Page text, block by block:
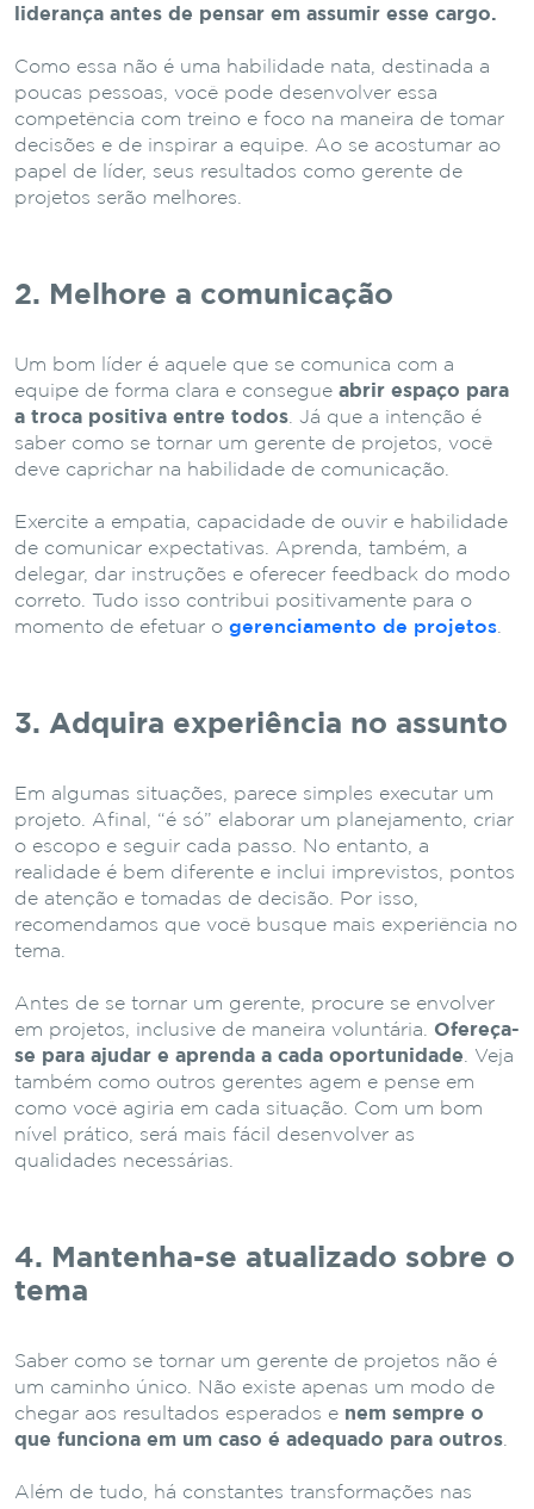
liderança antes de pensar em assumir esse cargo.
Como essa não é uma habilidade nata, destinada a
poucas pessoas, você pode desenvolver essa
competência com treino e foco na maneira de tomar
decisões e de inspirar a equipe. Ao se acostumar ao
papel de líder, seus resultados como gerente de
projetos serão melhores.
2. Melhore a comunicação
Um bom líder é aquele que se comunica com a
equipe de forma clara e consegue abrir espaço para
a troca positiva entre todos . Já que a intenção é
saber como se tornar um gerente de projetos, você
deve caprichar na habilidade de comunicação.
Exercite a empatia, capacidade de ouvir e habilidade
de comunicar expectativas. Aprenda, também, a
delegar, dar instruções e oferecer feedback do modo
correto. Tudo isso contribui positivamente para o
momento de efetuar o gerenciamento de projetos
3. Adquira experiência no assunto
Em algumas situações, parece simples executar um
projeto. Afinal, “é só” elaborar um planejamento, criar
o escopo e seguir cada passo. No entanto, a
realidade é bem diferente e inclui imprevistos, pontos
de atenção e tomadas de decisão. Por isso,
recomendamos que você busque mais experiência no
tema.
Antes de se tornar um gerente, procure se envolver
em projetos, inclusive de maneira voluntária. Ofereça-
se para ajudar e aprenda a cada oportunidade . Veja
também como outros gerentes agem e pense em
como você agiria em cada situação. Com um bom
nível prático, será mais fácil desenvolver as
qualidades necessárias.
4. Mantenha-se atualizado sobre o
tema
Saber como se tornar um gerente de projetos não é
um caminho único. Não existe apenas um modo de
chegar aos resultados esperados e nem sempre o
que funciona em um caso é adequado para outros
Além de tudo, há constantes transformações nas